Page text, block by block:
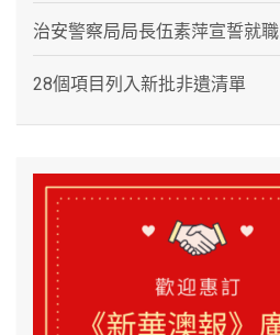
治安警察局局長伍素萍宣誓就職
28個項目列入新批非遺清單